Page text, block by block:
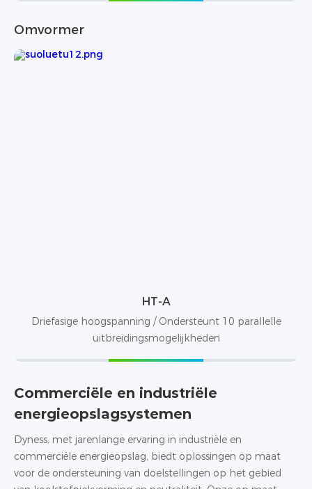
Omvormer
HT-A
Driefasige hoogspanning / Ondersteunt 10 parallelle
uitbreidingsmogelijkheden
Commerciële en industriële
energieopslagsystemen
Dyness, met jarenlange ervaring in industriële en
commerciële energieopslag, biedt oplossingen op maat
voor de ondersteuning van doelstellingen op het gebied